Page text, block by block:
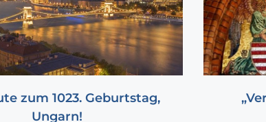
zum 1023. Geburtstag,
Ungarn!